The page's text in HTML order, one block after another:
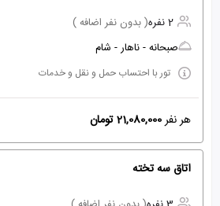
2 نفره
( بدون نفر اضافه )
صبحانه - ناهار - شام
تور با احتساب حمل و نقل و خدمات
هر نفر21,080,000 تومان
اتاق سه تخته